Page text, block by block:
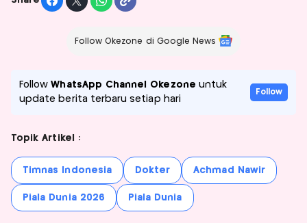
Follow Okezone di Google News
FollowWhatsApp Channel Okezone untuk
update berita terbaru setiap hari
Follow
Topik Artikel :
Timnas Indonesia Dokter Achmad Nawir
Piala Dunia 2026 Piala Dunia